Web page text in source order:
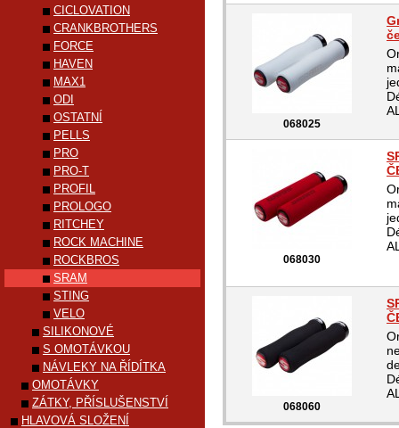
068025
068030
068060
CICLOVATION
CRANKBROTHERS
FORCE
HAVEN
MAX1
ODI
OSTATNÍ
PELLS
PRO
PRO-T
PROFIL
PROLOGO
RITCHEY
ROCK MACHINE
ROCKBROS
SRAM
STING
VELO
SILIKONOVÉ
S OMOTÁVKOU
NÁVLEKY NA ŘÍDÍTKA
OMOTÁVKY
ZÁTKY, PŘÍSLUŠENSTVÍ
HLAVOVÁ SLOŽENÍ